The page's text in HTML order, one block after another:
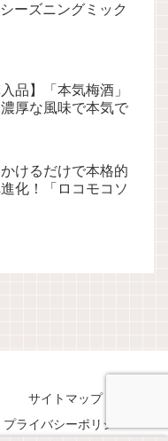
ーズニングミック
品】「本気梅酒」
厚な風味で本気で
かけるだけで本格的
化！「ロコモコソ
サイトマップ
プライバシーポリシー